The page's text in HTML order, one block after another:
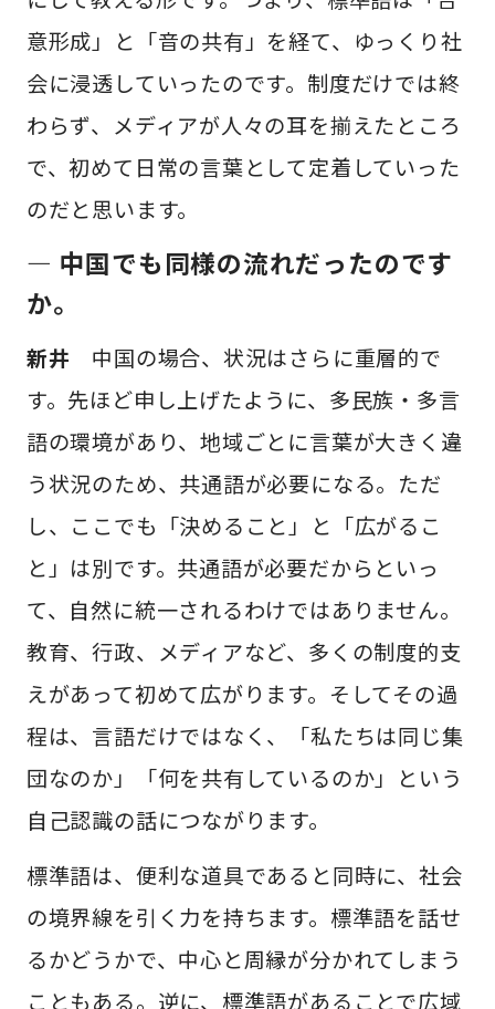
意形成」と「音の共有」を経て、ゆっくり社
会に浸透していったのです。制度だけでは終
わらず、メディアが人々の耳を揃えたところ
で、初めて日常の言葉として定着していった
のだと思います。
— 中国でも同様の流れだったのです
か。
新井 中国の場合、状況はさらに重層的で
す。先ほど申し上げたように、多民族・多言
語の環境があり、地域ごとに言葉が大きく違
う状況のため、共通語が必要になる。ただ
し、ここでも「決めること」と「広がるこ
と」は別です。共通語が必要だからといっ
て、自然に統一されるわけではありません。
教育、行政、メディアなど、多くの制度的支
えがあって初めて広がります。そしてその過
程は、言語だけではなく、「私たちは同じ集
団なのか」「何を共有しているのか」という
自己認識の話につながります。
標準語は、便利な道具であると同時に、社会
の境界線を引く力を持ちます。標準語を話せ
るかどうかで、中心と周縁が分かれてしまう
こともある。逆に、標準語があることで広域